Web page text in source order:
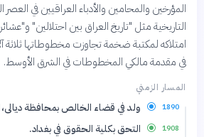
المؤرخين والمحامين والأدباء العراقيين في
التاريخية مثل "تاريخ العراق بين احتلالين"
امتلاكه لمكتبة ضخمة تجاوزت مخطوطاتها
في مقدمة مالكي المخطوطات في الشرق الأوسط.
المسار الزمني
1890 ولد في قضاء الخالص بمحافظة ديالى،
1908 التحق بكلية الحقوق في بغداد.